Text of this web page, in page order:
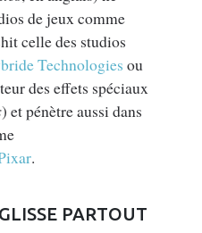
de jeux comme
celle des studios
Technologies ou
des effets spéciaux
) et pénètre aussi dans
.
PARTOUT